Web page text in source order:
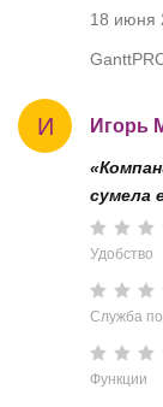
18 июня
И Игорь
сумела
Удобство
Служба
Функции